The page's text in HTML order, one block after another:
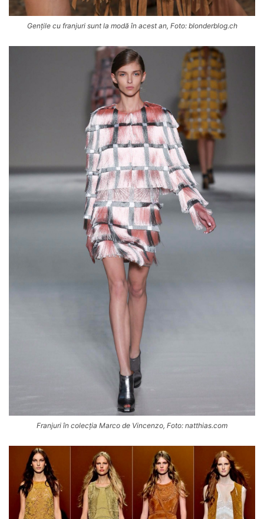
Gențile cu franjuri sunt la modă în acest an, Foto: blonderblog.ch
Franjuri în colecția Marco de Vincenzo, Foto: natthias.com